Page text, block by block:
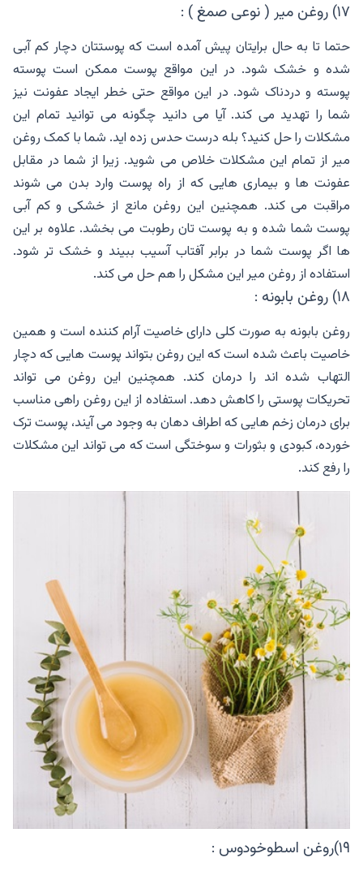
۱۷) روغن میر ( نوعی صمغ ) :
حتما تا به حال برایتان پیش آمده است که پوستتان دچار کم آبی
شده و خشک شود. در این مواقع پوست ممکن است پوسته
پوسته و دردناک شود. در این مواقع حتی خطر ایجاد عفونت نیز
شما را تهدید می کند. آیا می دانید چگونه می توانید تمام این
مشکلات را حل کنید؟ بله درست حدس زده اید. شما با کمک روغن
میر از تمام این مشکلات خلاص می شوید. زیرا از شما در مقابل
عفونت ها و بیماری هایی که از راه پوست وارد بدن می شوند
مراقبت می کند. همچنین این روغن مانع از خشکی و کم آبی
پوست شما شده و به پوست تان رطوبت می بخشد. علاوه بر این
ها اگر پوست شما در برابر آفتاب آسیب ببیند و خشک تر شود.
استفاده از روغن میر این مشکل را هم حل می کند.
۱۸) روغن بابونه :
روغن بابونه به صورت کلی دارای خاصیت آرام کننده است و همین
خاصیت باعث شده است که این روغن بتواند پوست هایی که دچار
التهاب شده اند را درمان کند. همچنین این روغن می تواند
تحریکات پوستی را کاهش دهد. استفاده از این روغن راهی مناسب
برای درمان زخم هایی که اطراف دهان به وجود می آیند، پوست ترک
خورده، کبودی و بثورات و سوختگی است که می تواند این مشکلات
را رفع کند.
۱۹)روغن اسطوخودوس :